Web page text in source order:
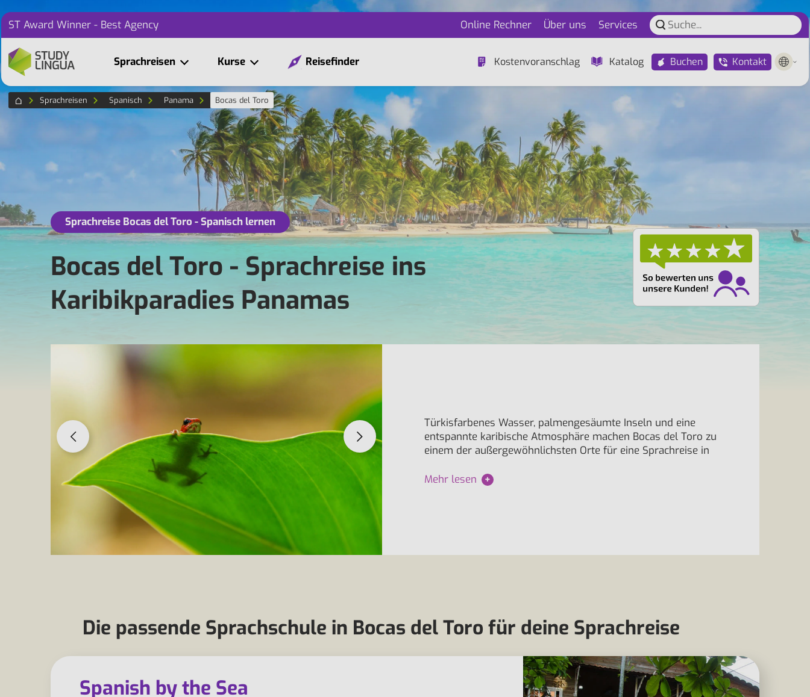
ST Award Winner - Best Agency Online Rechner Über uns Services
Sprachreisen Kurse Reisefinder Kostenvoranschlag Katalog Buchen Kontakt
Sprachreisen Spanisch Panama Bocas del Toro
Sprachreise Bocas del Toro - Spanisch lernen
Bocas del Toro - Sprachreise ins
Karibikparadies Panamas
Türkisfarbenes Wasser, palmengesäumte Inseln und eine
entspannte karibische Atmosphäre machen Bocas del Toro zu
einem der außergewöhnlichsten Orte für eine Sprachreise in
Mehr lesen +
Die passende Sprachschule in Bocas del Toro für deine Sprachreise
Spanish by the Sea